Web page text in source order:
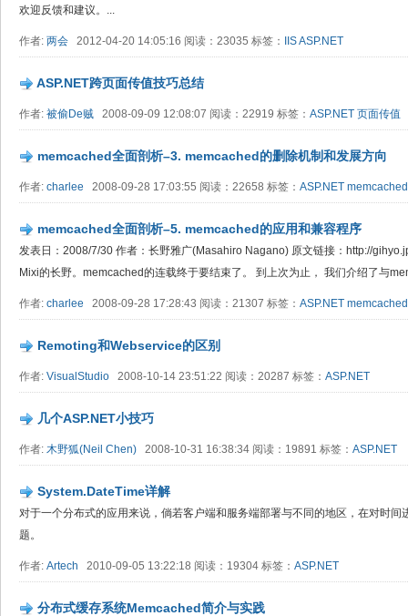
欢迎反馈和建议。...
作者: 两会 2012-04-20 14:05:16 阅读：23035 标签： IISASP.NET
ASP.NET跨页面传值技巧总结
作者: 被偷De贼 2008-09-09 12:08:07 阅读：22919 标签： ASP.NET 页面传值
memcached全面剖析–3. memcached的删除机制和发展方向
作者: charlee 2008-09-28 17:03:55 阅读：22658 标签： ASP.NET memcached
memcached全面剖析–5. memcached的应用和兼容程序
发表日：2008/7/30 作者：长野雅广(Masahiro Nagano) 原文链接：http://
Mixi的长野。memcached的连载终于要结束了。 到上次为止， 我们介绍了与
作者: charlee 2008-09-28 17:28:43 阅读：21307 标签： ASP.NET memcached
Remoting和Webservice的区别
作者: VisualStudio 2008-10-14 23:51:22 阅读：20287 标签： ASP.NET
几个ASP.NET小技巧
作者: 木野狐(Neil Chen) 2008-10-31 16:38:34 阅读：19891 标签： ASP.NET
System.DateTime详解
对于一个分布式的应用来说，倘若客户端和服务端部署与不同的地区，在对时间
题。
作者: Artech 2010-09-05 13:22:18 阅读：19304 标签： ASP.NET
分布式缓存系统Memcached简介与实践